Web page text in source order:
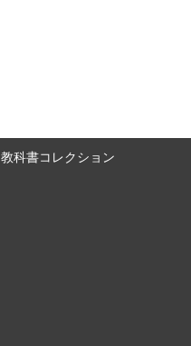
教科書コレクション